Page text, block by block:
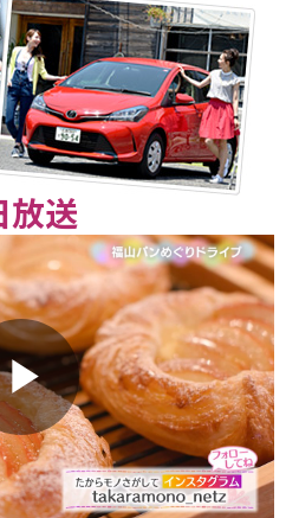
送
Play